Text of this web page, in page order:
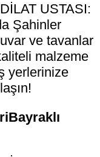
USTASI:
Şahinler
ve tavanlar
malzeme
yerlerinize